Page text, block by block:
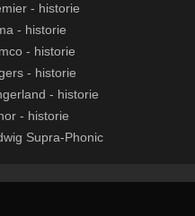
- historie
- historie
- historie
- historie
- historie
- historie
Supra-Phonic